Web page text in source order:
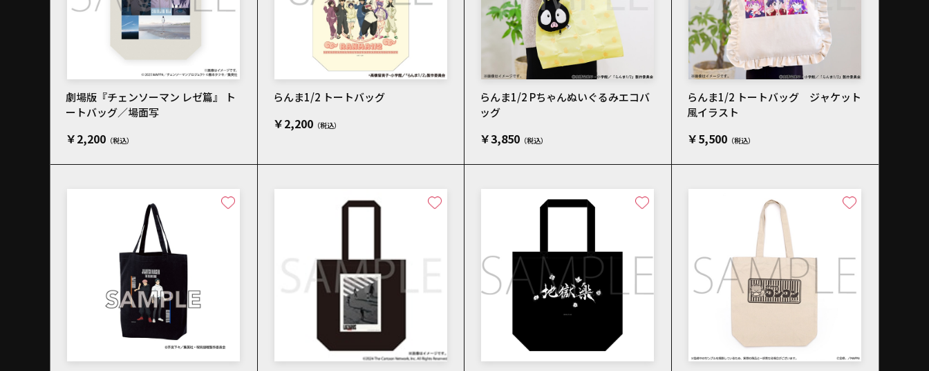
劇場版『チェンソーマン レゼ篇』 ト
ートバッグ／場面写
￥2,200
らんま1/2 トートバッグ
￥2,200
らんま1/2 Pちゃんぬいぐるみエコバ
ッグ
￥3,850
らんま1/2 トートバッグ ジャケット
風イラスト
￥5,500